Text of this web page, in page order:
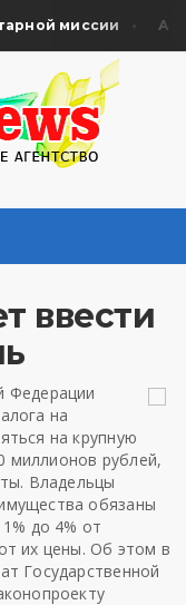
миссии
ввести
Федерации
на
на крупную
миллионов рублей,
Владельцы
обязаны
до 4% от
их цены. Об этом в
Государственной